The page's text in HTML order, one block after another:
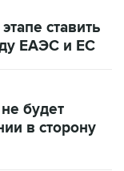
ставить
ЕАЭС и ЕС
будет
в сторону